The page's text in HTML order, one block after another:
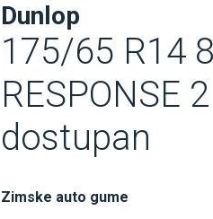
Dunlop
175/65 R14
RESPONSE
dostupan
Zimske auto gume